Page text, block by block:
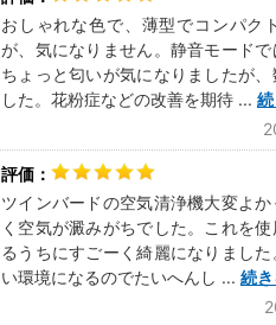
おしゃれな色で、薄型でコンパク
が、気になりません。静音モード
ちょっと匂いが気になりましたが
した。花粉症などの改善を期待 ...
ツインバードの空気清浄機大変よ
く空気が澱みがちでした。これを
るうちにすごーく綺麗になりまし
い環境になるのでたいへんし ... 続